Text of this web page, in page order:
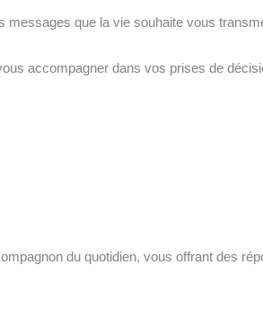
messages que la vie souhaite vous
accompagner dans vos prises de
du quotidien, vous offrant des